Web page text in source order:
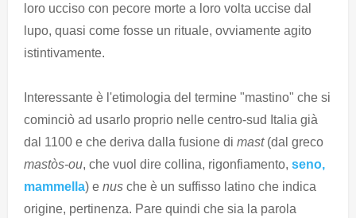
loro ucciso con pecore morte a loro volta uccise dal
lupo, quasi come fosse un rituale, ovviamente agito
istintivamente.
Interessante è l'etimologia del termine "mastino" che si
cominciò ad usarlo proprio nelle centro-sud Italia già
dal 1100 e che deriva dalla fusione di mast(dal greco
mastòs-ou, che vuol dire collina, rigonfiamento, seno,
mammella) e nus che è un suffisso latino che indica
origine, pertinenza. Pare quindi che sia la parola